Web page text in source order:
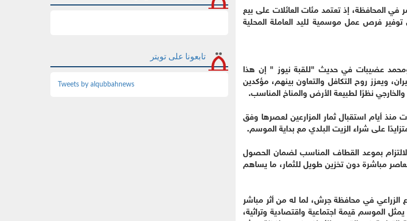
إذ تعتمد مئات العائلات على بيع
فرص عمل موسمية لليد العاملة المحلية
عضيبات في حديث "للقبة نيوز " إن هذا
ويعزز روح التكافل والتعاون بينهم، مؤكدين
نظرًا لطبيعة الأرض والمناخ المناسب.
أيام استقبال ثمار المزارعين لعصرها وفق
على شراء الزيت البلدي مع بداية الموسم.
بموعد القطاف المناسب لضمان الحصول
مباشرة دون تخزين طويل للثمار، ما يساهم
الزراعي في محافظة جرش، لما له من أثر مباشر
الموسم قيمة اجتماعية واقتصادية وتراثية،
تابعونا على تويتر
Tweets by alqubbahnews